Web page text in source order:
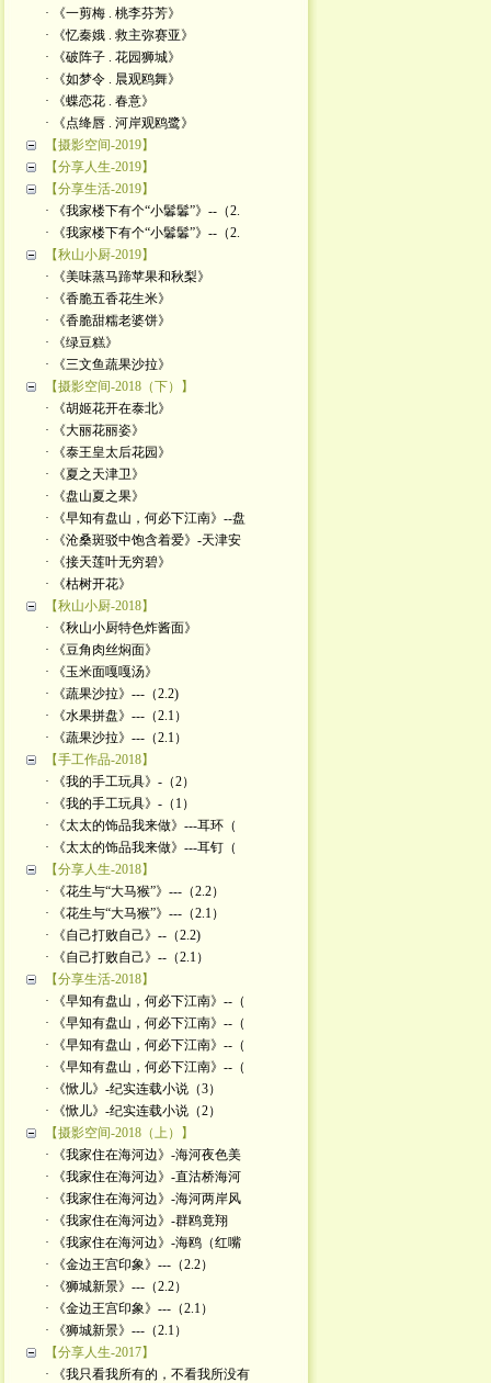
· 《一剪梅 . 桃李芬芳》
· 《忆秦娥 . 救主弥赛亚》
· 《破阵子 . 花园狮城》
· 《如梦令 . 晨观鸥舞》
· 《蝶恋花 . 春意》
· 《点绛唇 . 河岸观鸥鹭》
【摄影空间-2019】
【分享人生-2019】
【分享生活-2019】
· 《我家楼下有个“小鬊鬊”》--（2.
· 《我家楼下有个“小鬊鬊”》--（2.
【秋山小厨-2019】
· 《美味蒸马蹄苹果和秋梨》
· 《香脆五香花生米》
· 《香脆甜糯老婆饼》
· 《绿豆糕》
· 《三文鱼蔬果沙拉》
【摄影空间-2018（下）】
· 《胡姬花开在泰北》
· 《大丽花丽姿》
· 《泰王皇太后花园》
· 《夏之天津卫》
· 《盘山夏之果》
· 《早知有盘山，何必下江南》--盘
· 《沧桑斑驳中饱含着爱》-天津安
· 《接天莲叶无穷碧》
· 《枯树开花》
【秋山小厨-2018】
· 《秋山小厨特色炸酱面》
· 《豆角肉丝焖面》
· 《玉米面嘎嘎汤》
· 《蔬果沙拉》---（2.2)
· 《水果拼盘》---（2.1）
· 《蔬果沙拉》---（2.1）
【手工作品-2018】
· 《我的手工玩具》-（2）
· 《我的手工玩具》-（1）
· 《太太的饰品我来做》---耳环（
· 《太太的饰品我来做》---耳钉（
【分享人生-2018】
· 《花生与“大马猴”》---（2.2）
· 《花生与“大马猴”》---（2.1）
· 《自己打败自己》--（2.2)
· 《自己打败自己》--（2.1）
【分享生活-2018】
· 《早知有盘山，何必下江南》--（
· 《早知有盘山，何必下江南》--（
· 《早知有盘山，何必下江南》--（
· 《早知有盘山，何必下江南》--（
· 《惞儿》-纪实连载小说（3）
· 《惞儿》-纪实连载小说（2）
【摄影空间-2018（上）】
· 《我家住在海河边》-海河夜色美
· 《我家住在海河边》-直沽桥海河
· 《我家住在海河边》-海河两岸风
· 《我家住在海河边》-群鸥竟翔
· 《我家住在海河边》-海鸥（红嘴
· 《金边王宫印象》---（2.2）
· 《狮城新景》---（2.2）
· 《金边王宫印象》---（2.1）
· 《狮城新景》---（2.1）
【分享人生-2017】
· 《我只看我所有的，不看我所没有